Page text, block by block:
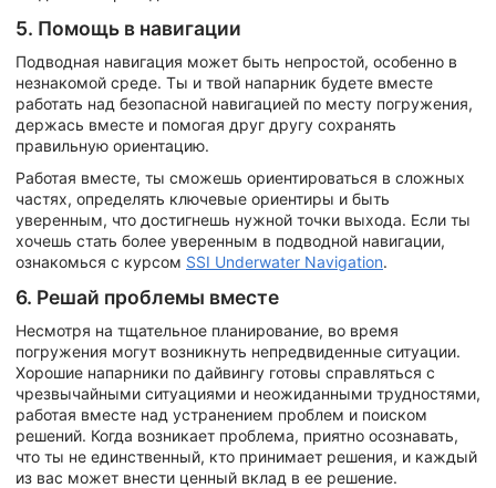
5. Помощь в навигации
Подводная навигация может быть непростой, особенно в
незнакомой среде. Ты и твой напарник будете вместе
работать над безопасной навигацией по месту погружения,
держась вместе и помогая друг другу сохранять
правильную ориентацию.
Работая вместе, ты сможешь ориентироваться в сложных
частях, определять ключевые ориентиры и быть
уверенным, что достигнешь нужной точки выхода. Если ты
хочешь стать более уверенным в подводной навигации,
ознакомься с курсом SSI Underwater Navigation.
6. Решай проблемы вместе
Несмотря на тщательное планирование, во время
погружения могут возникнуть непредвиденные ситуации.
Хорошие напарники по дайвингу готовы справляться с
чрезвычайными ситуациями и неожиданными трудностями,
работая вместе над устранением проблем и поиском
решений. Когда возникает проблема, приятно осознавать,
что ты не единственный, кто принимает решения, и каждый
из вас может внести ценный вклад в ее решение.